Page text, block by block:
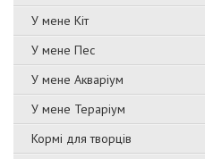
У мене Кіт
У мене Пес
У мене Акваріум
У мене Тераріум
Кормі для творців